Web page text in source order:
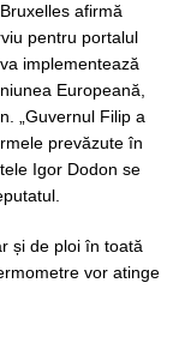
afirmă
pentru portalul
implementează
Europeană,
„Guvernul Filip a
prevăzute în
Igor Dodon se
și de ploi în toată
vor atinge